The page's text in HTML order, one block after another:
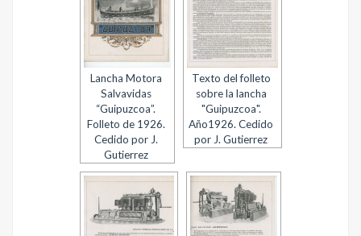
Lancha Motora
Salvavidas
“Guipuzcoa”.
Folleto de 1926.
Cedido por J.
Gutierrez
Texto del folleto
sobre la lancha
"Guipuzcoa".
Año1926. Cedido
por J. Gutierrez